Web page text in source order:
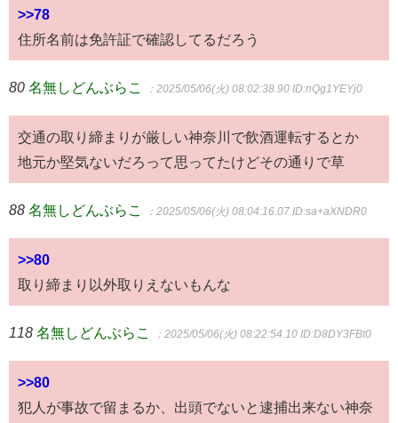
>>78
住所名前は免許証で確認してるだろう
80 名無しどんぶらこ ：2025/05/06(火) 08:02:38.90 ID:nQg1YEYj0
交通の取り締まりが厳しい神奈川で飲酒運転するとか
地元か堅気ないだろって思ってたけどその通りで草
88 名無しどんぶらこ ：2025/05/06(火) 08:04:16.07 ID:sa+aXNDR0
>>80
取り締まり以外取りえないもんな
118 名無しどんぶらこ ：2025/05/06(火) 08:22:54.10 ID:D8DY3FBt0
>>80
犯人が事故で留まるか、出頭でないと逮捕出来ない神奈